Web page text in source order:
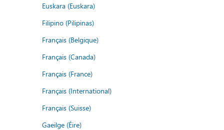
Euskara (Euskara)
Filipino (Pilipinas)
Français (Belgique)
Français (Canada)
Français (France)
Français (International)
Français (Suisse)
Gaeilge (Éire)